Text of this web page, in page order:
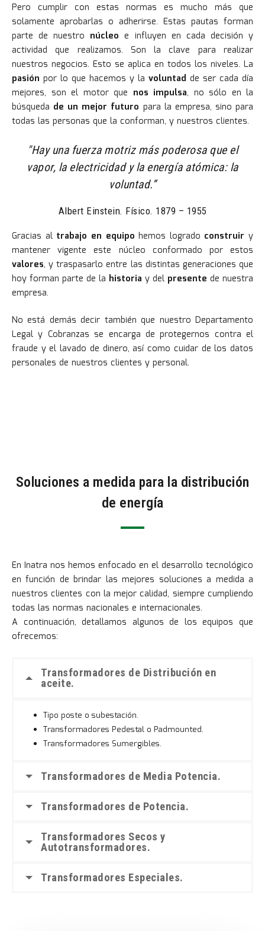
Pero cumplir con estas normas es mucho más que
solamente aprobarlas o adherirse. Estas pautas forman
parte de nuestro núcleo e influyen en cada decisión y
actividad que realizamos. Son la clave para realizar
nuestros negocios. Esto se aplica en todos los niveles. La
pasión por lo que hacemos y la voluntad de ser cada día
mejores, son el motor que nos impulsa, no sólo en la
búsqueda de un mejor futuro para la empresa, sino para
todas las personas que la conforman, y nuestros clientes.
"Hay una fuerza motriz más poderosa que el
vapor, la electricidad y la energía atómica: la
voluntad.”
Albert Einstein. Físico. 1879 – 1955
Gracias al trabajo en equipo hemos logrado construir y
mantener vigente este núcleo conformado por estos
valores, y traspasarlo entre las distintas generaciones que
hoy forman parte de la historia y del presente de nuestra
empresa.
No está demás decir también que nuestro Departamento
Legal y Cobranzas se encarga de protegernos contra el
fraude y el lavado de dinero, así como cuidar de los datos
personales de nuestros clientes y personal.
Soluciones a medida para la distribución
de energía
En Inatra nos hemos enfocado en el desarrollo tecnológico
en función de brindar las mejores soluciones a medida a
nuestros clientes con la mejor calidad, siempre cumpliendo
todas las normas nacionales e internacionales.
A continuación, detallamos algunos de los equipos que
ofrecemos:
Transformadores de Distribución en
aceite.
Tipo poste o subestación.
Transformadores Pedestal o Padmounted.
Transformadores Sumergibles.
Transformadores de Media Potencia.
Transformadores de Potencia.
Transformadores Secos y
Autotransformadores.
Transformadores Especiales.